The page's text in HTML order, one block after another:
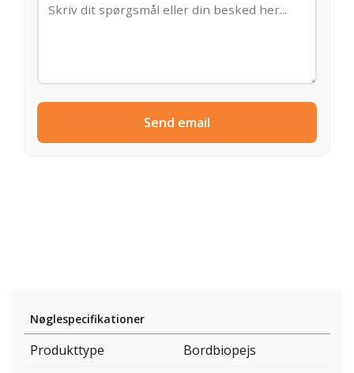
Send email
Nøglespecifikationer
Produkttype
Bordbiopejs